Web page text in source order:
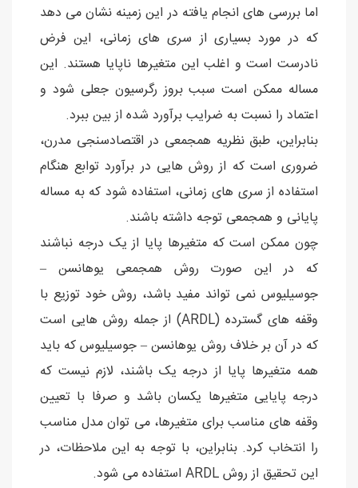
اما بررسی های انجام یافته در این زمینه نشان می دهد
که در مورد بسیاری از سری های زمانی، این فرض
نادرست است و اغلب این متغیرها ناپایا هستند. این
مساله ممکن است سبب بروز رگرسیون جعلی شود و
اعتماد را نسبت به ضرایب برآورد شده از بین ببرد.
بنابراین، طبق نظریه همجمعی در اقتصادسنجی مدرن،
ضروری است که از روش هایی در برآورد توابع هنگام
استفاده از سری های زمانی، استفاده شود که به مساله
پایانی و همجمعی توجه داشته باشند.
چون ممکن است که متغیرها پایا از یک درجه نباشند
که در این صورت روش همجمعی یوهانسن –
جوسیلیوس نمی تواند مفید باشد، روش خود توزیع با
وقفه های گسترده (ARDL) از جمله روش هایی است
که در آن بر خلاف روش یوهانسن – جوسیلیوس که باید
همه متغیرها پایا از درجه یک باشند، لازم نیست که
درجه پایایی متغیرها یکسان باشد و صرفا با تعیین
وقفه های مناسب برای متغیرها، می توان مدل مناسب
را انتخاب کرد. بنابراین، با توجه به این ملاحظات، در
این تحقیق از روش ARDL استفاده می شود.